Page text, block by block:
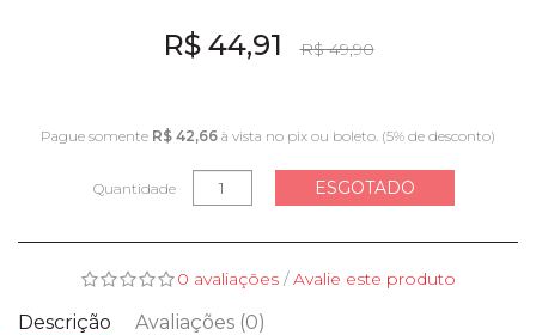
R$ 49,90
R$ 44,91
Pague somente R$ 42,66 à vista no pix ou boleto. (5% de desconto)
Quantidade ESGOTADO
0 avaliações/Avalie este produto
Descrição Avaliações (0)